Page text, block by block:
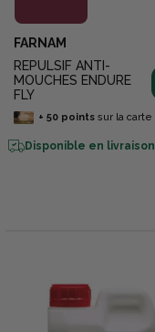
FARNAM
REPULSIF ANTI-
MOUCHES ENDURE
FLY
+ 50pointssur la carte
Disponible en livraison